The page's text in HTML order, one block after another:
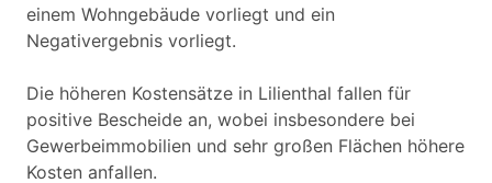
einem Wohngebäude vorliegt und ein
Negativergebnis vorliegt.
Die höheren Kostensätze in Lilienthal fallen für
positive Bescheide an, wobei insbesondere bei
Gewerbeimmobilien und sehr großen Flächen höhere
Kosten anfallen.